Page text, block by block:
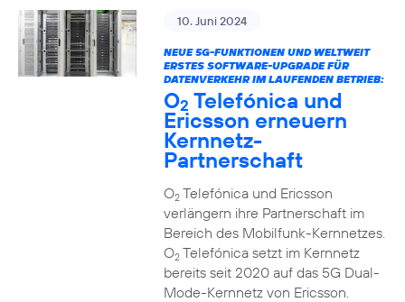
10. Juni 2024
NEUE 5G-FUNKTIONEN UND WELTWEIT
ERSTES SOFTWARE-UPGRADE FÜR
DATENVERKEHR IM LAUFENDEN BETRIEB:
O2 Telefónica und
Ericsson erneuern
Kernnetz-
Partnerschaft
O2Telefónica und Ericsson
verlängern ihre Partnerschaft im
Bereich des Mobilfunk-Kernnetzes.
O2Telefónica setzt im Kernnetz
bereits seit 2020 auf das 5G Dual-
Mode-Kernnetz von Ericsson.